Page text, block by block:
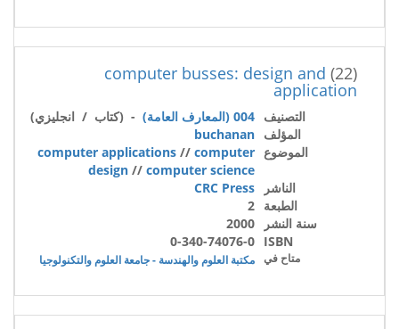
(22)
computer busses: design and
application
التصنيف 004 (المعارف العامة)
- (كتاب / انجليزي)
المؤلف buchanan
الموضوع
computer applications // computer
design // computer science
الناشر
CRC Press
الطبعة 2
سنة النشر
2000
ISBN
0-340-74076-0
متاح في مكتبة العلوم والهندسة - جامعة العلوم والتكنولوجيا